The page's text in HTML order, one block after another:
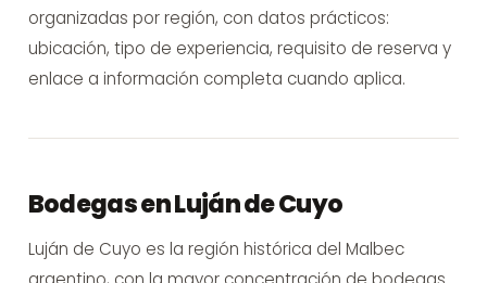
organizadas por región, con datos prácticos:
ubicación, tipo de experiencia, requisito de reserva y
enlace a información completa cuando aplica.
Bodegas en Luján de Cuyo
Luján de Cuyo es la región histórica del Malbec